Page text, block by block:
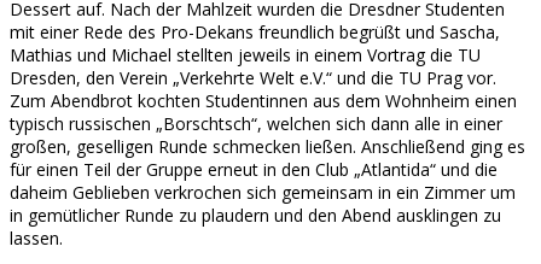
Dessert auf. Nach der Mahlzeit wurden die Dresdner Studenten
mit einer Rede des Pro-Dekans freundlich begrüßt und Sascha,
Mathias und Michael stellten jeweils in einem Vortrag die TU
Dresden, den Verein „Verkehrte Welt e.V.“ und die TU Prag vor.
Zum Abendbrot kochten Studentinnen aus dem Wohnheim einen
typisch russischen „Borschtsch“, welchen sich dann alle in einer
großen, geselligen Runde schmecken ließen. Anschließend ging es
für einen Teil der Gruppe erneut in den Club „Atlantida“ und die
daheim Geblieben verkrochen sich gemeinsam in ein Zimmer um
in gemütlicher Runde zu plaudern und den Abend ausklingen zu
lassen.